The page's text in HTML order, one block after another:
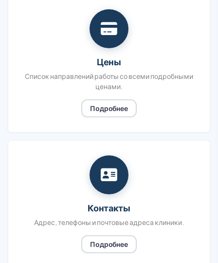
Цены
Список направлений работы со всеми подробными
ценами.
Подробнее
Контакты
Адрес, телефоны и почтовые адреса клиники.
Подробнее